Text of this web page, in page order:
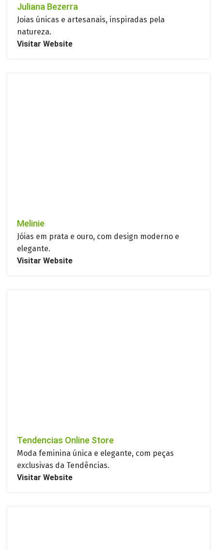
Juliana Bezerra
Joias únicas e artesanais, inspiradas pela
natureza.
Visitar Website
Melinie
Jóias em prata e ouro, com design moderno e
elegante.
Visitar Website
Tendencias Online Store
Moda feminina única e elegante, com peças
exclusivas da Tendências.
Visitar Website